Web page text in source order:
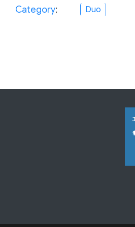
Category: Duo